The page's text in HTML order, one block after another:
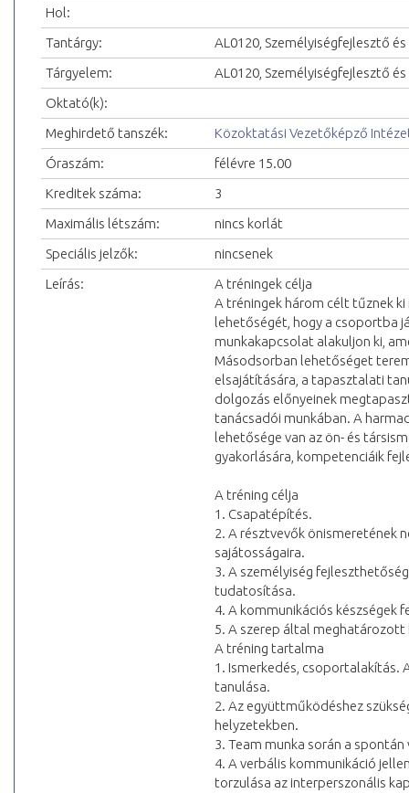
Hol:
Tantárgy:
AL0120, Személyiségfejlesztő
Tárgyelem:
AL0120, Személyiségfejlesztő
Oktató(k):
Meghirdető tanszék:
Közoktatási Vezetőképző
Óraszám:
félévre 15.00
Kreditek száma:
3
Maximális létszám:
nincs korlát
Speciális jelzők:
nincsenek
Leírás:
A tréningek célja
A tréningek három célt tűznek
lehetőségét, hogy a csoportba
munkakapcsolat alakuljon ki,
Másodsorban lehetőséget
elsajátítására, a tapasztalati
dolgozás előnyeinek
tanácsadói munkában. A
lehetősége van az ön- és
gyakorlására, kompetenciáik
A tréning célja
1. Csapatépítés.
2. A résztvevők önismeretének
sajátosságaira.
3. A személyiség
tudatosítása.
4. A kommunikációs készségek
5. A szerep által
A tréning tartalma
1. Ismerkedés, csoportalakítás.
tanulása.
2. Az együttműködéshez
helyzetekben.
3. Team munka során a
4. A verbális kommunikáció
torzulása az interperszonális